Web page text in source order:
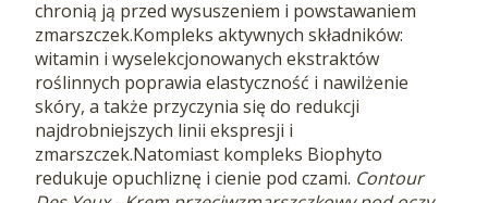
chronią ją przed wysuszeniem i powstawaniem
zmarszczek.Kompleks aktywnych składników:
witamin i wyselekcjonowanych ekstraktów
roślinnych poprawia elastyczność i nawilżenie
skóry, a także przyczynia się do redukcji
najdrobniejszych linii ekspresji i
zmarszczek.Natomiast kompleks Biophyto
redukuje opuchliznę i cienie pod czami. Contour